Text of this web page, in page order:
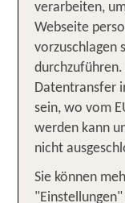
Faro und
den
Portugals
Um Deine
Algarve so
gibt es ein
Erstens, wähle
Bedürfnissen
verarbeiten,
Webseite
vorzuschlagen
Datentransfer
sein, wo vom
werden kann
nicht
Sie können